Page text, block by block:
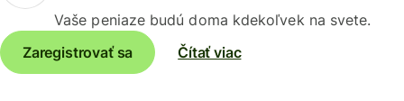
Vaše peniaze budú doma kdekoľvek na svete.
Zaregistrovať sa
Čítať viac